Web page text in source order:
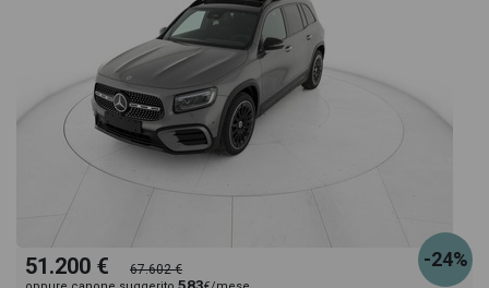
-24%
51.200 € 67.602 €